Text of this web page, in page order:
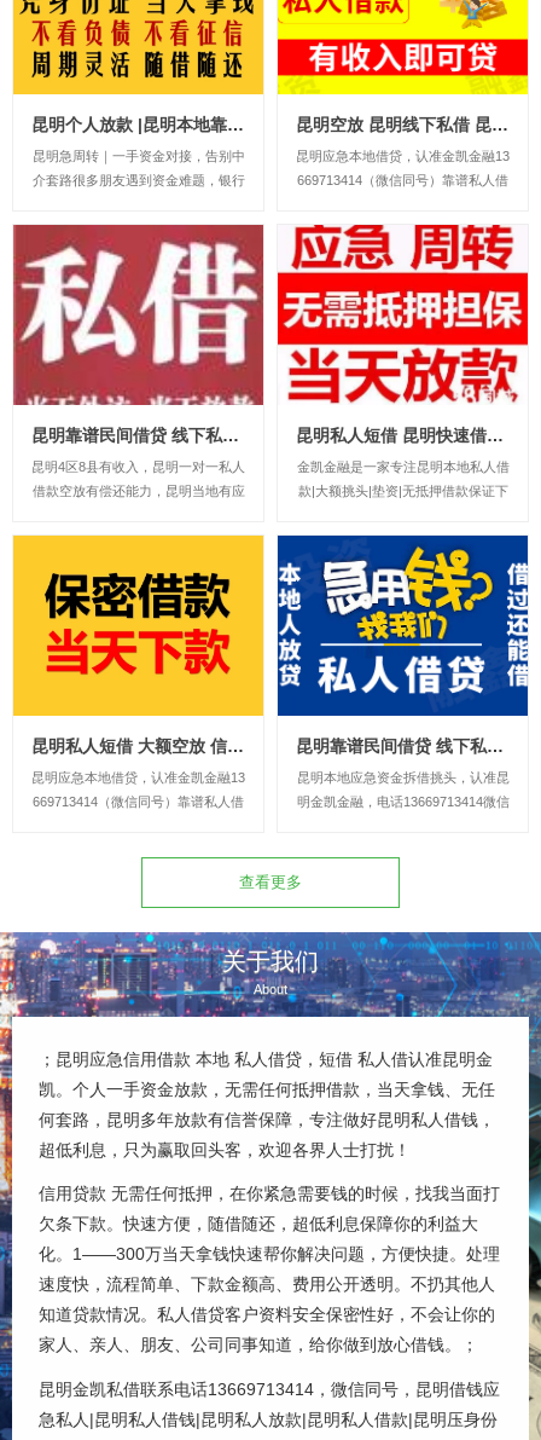
分...
昆明个人放款 |昆明本地靠谱民间借贷 个人一手资金24小时下款
昆明急周转｜一手资金对接，告别中
介套路很多朋友遇到资金难题，银行
地自有资金直接对接借款人。人在昆
明，有固定住处、稳定收入，就可以
咨询短期资金业务。个体户、上班
族、本地居民均可沟通，征信有逾
期、负债偏高也可酌情...
昆明空放 昆明线下私借 昆明个人借钱好下款 24小时应急借钱
昆明应急本地借贷，认准金凯金融13
669713414（微信同号）靠谱私人借
贷。公司主要业务包括:个人无抵押
贷款、急用钱、小额贷款、企业贷
款、民间贷款、创业贷款、无抵押贷
款、经营贷款、短期借款、循环贷
款、...
昆明靠谱民间借贷 线下私贷 昆明个人空放 上班族可借 无需抵押
昆明4区8县有收入，昆明一对一私人
借款空放有偿还能力，昆明当地有应
私人借款24小时下款急用钱贷款。电
心。昆明市第四区第八县。昆明五花
去。昆明盘龙区。昆明官渡区。昆明
西...
昆明私人短借 昆明快速借款 本地小额贷款 空放急用钱 应急借款
金凯金融是一家专注昆明本地私人借
款|大额挑头|垫资|无抵押借款保证下
借，昆明民间借款本公司主打，昆明
空放应急借款，私人借贷，昆明短期
周转，个人出借昆明借款昆明紧急借
款昆明个人借款不看征信私人借钱...
昆明私人短借 大额空放 信用快速下款 个人空放应急周转 昆明民间借贷
昆明应急本地借贷，认准金凯金融13
669713414（微信同号）靠谱私人借
款、...
昆明靠谱民间借贷 线下私贷 昆明个人空放 上班族可借 无需抵押
昆明本地应急资金拆借挑头，认准昆
明金凯金融，电话13669713414微信
保，无中介，快速当天下款！是你资
查看更多
关于我们
About
；昆明应急信用借款 本地 私人借贷，短借 私人借认准昆明金
凯。个人一手资金放款，无需任何抵押借款，当天拿钱、无任
何套路，昆明多年放款有信誉保障，专注做好昆明私人借钱，
超低利息，只为赢取回头客，欢迎各界人士打扰！
信用贷款 无需任何抵押，在你紧急需要钱的时候，找我当面打
欠条下款。快速方便，随借随还，超低利息保障你的利益大
化。1——300万当天拿钱快速帮你解决问题，方便快捷。处理
速度快，流程简单、下款金额高、费用公开透明。不扔其他人
知道贷款情况。私人借贷客户资料安全保密性好，不会让你的
家人、亲人、朋友、公司同事知道，给你做到放心借钱。；
昆明金凯私借联系电话13669713414，微信同号，昆明借钱应
急私人|昆明私人借钱|昆明私人放款|昆明私人借款|昆明压身份